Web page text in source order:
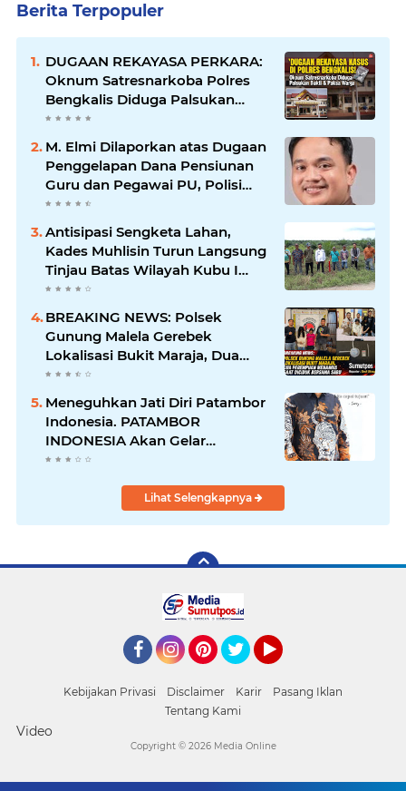
Berita Terpopuler
DUGAAN REKAYASA PERKARA:
Oknum Satresnarkoba Polres
Bengkalis Diduga Palsukan
Barang Bukti Hingga Paksa
Warga Hadir di TKP
M. Elmi Dilaporkan atas Dugaan
Penggelapan Dana Pensiunan
Guru dan Pegawai PU, Polisi
Pastikan Proses Hukum
Berjalan
Antisipasi Sengketa Lahan,
Kades Muhlisin Turun Langsung
Tinjau Batas Wilayah Kubu I
yang Diduga Diserobot PT Jatim
BREAKING NEWS: Polsek
Gunung Malela Gerebek
Lokalisasi Bukit Maraja, Dua
Perempuan Menangis Saat
Diciduk Bersama Sabu
Meneguhkan Jati Diri Patambor
Indonesia. PATAMBOR
INDONESIA Akan Gelar
RAKERNAS II Di Jakarta.
Lihat Selengkapnya
Kebijakan Privasi Disclaimer Karir
Pasang Iklan
Tentang Kami
Video
Copyright © 2026 Media Online